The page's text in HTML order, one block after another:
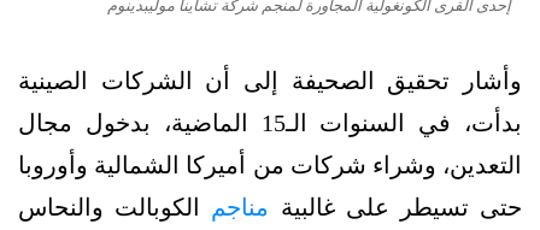
إحدى القرى الكونغولية المجاورة لمنجم شركة تشاينا موليبدينوم
وأشار تحقيق الصحيفة إلى أن الشركات الصينية
بدأت، في السنوات الـ15 الماضية، بدخول مجال
التعدين، وشراء شركات من أميركا الشمالية وأوروبا
حتى تسيطر على غالبية مناجم الكوبالت والنحاس